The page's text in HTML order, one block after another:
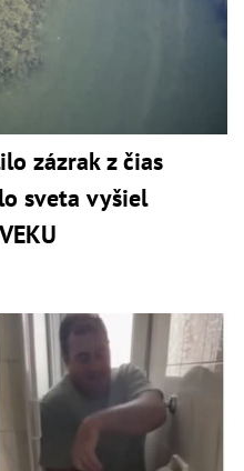
zázrak z čias
sveta vyšiel